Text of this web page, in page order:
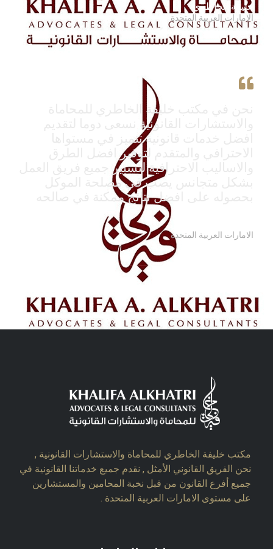
خليفة الخاطري
الامارات العربية المتحدة
نحن في مكتب خليفة الخاطري للمحاماة
والاستشارات القانونية نسعى دوما لتقديم
افضل خدمات قانونية تتميز في مستواها
الاحترافي والمتقدم لتوفير افضل الطرق
والاساليب الاحترافية لتسيير جميع فريق العمل
بشكل متجانس يصب في مصلحة الموكل
بحصوله على افضل نتائج ممكنة في صالحه
الامارات العربية المتحدة
مكتب خليفة الخاطري للمحاماة والاستشارات القانونية ,
نحن الفريق القانوني الأمثل , نقدم جميع خدماتنا القانونية في
جميع أفرع القانون من قبل نخبة المحامين والمستشارين
على مستوى الامارات العربية المتحدة .